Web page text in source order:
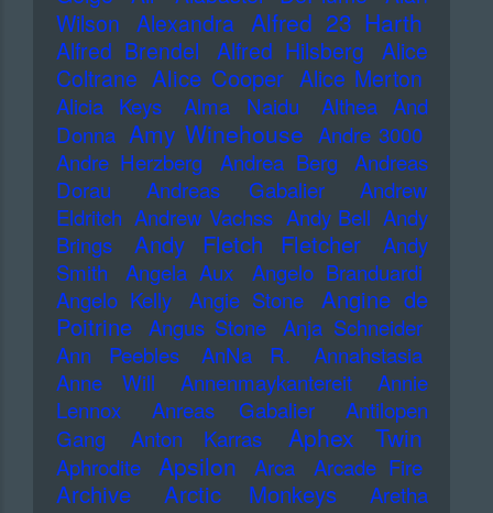
Wilson Alexandra Alfred 23 Harth
Alfred Brendel Alfred Hilsberg
Alice
Coltrane Alice Cooper Alice Merton
Alicia Keys Alma Naidu
Althea And
Donna Amy Winehouse Andre 3000
Andre Herzberg
Andrea Berg
Andreas
Dorau
Andreas Gabalier
Andrew
Eldritch Andrew Vachss Andy Bell Andy
Brings
Andy Fletch Fletcher
Andy
Smith
Angela Aux
Angelo Branduardi
Angelo Kelly
Angie Stone
Angine de
Poitrine Angus Stone Anja Schneider
Ann Peebles
AnNa R.
Annahstasia
Anne Will
Annenmaykantereit
Annie
Lennox
Anreas Gabalier
Antilopen
Gang
Anton Karras Aphex Twin
Aphrodite Apsilon Arca Arcade Fire
Archive Arctic Monkeys
Aretha